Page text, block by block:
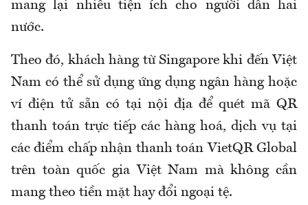
mang lại nhiều tiện ích cho người dân hai
nước.
Theo đó, khách hàng từ Singapore khi đến Việt
Nam có thể sử dụng ứng dụng ngân hàng hoặc
ví điện tử sẵn có tại nội địa để quét mã QR
thanh toán trực tiếp các hàng hoá, dịch vụ tại
các điểm chấp nhận thanh toán VietQR Global
trên toàn quốc gia Việt Nam mà không cần
mang theo tiền mặt hay đổi ngoại tệ.